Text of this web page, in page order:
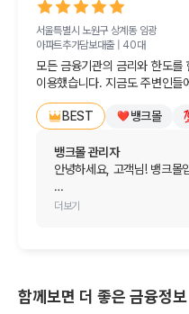
깔끔하게 해결해 드릴 수 있
느낍니다. "역시 이번에도 실
저희에게 가장 큰 칭찬이자
앞으로도 금융이 필요하신
최고의 전문가로서 늘 이 자
찾아주실 때도 변함없이 최
오늘 하루도 걱정 없이 기분
진심으로 응원합니다. 감사
서울특별시 노원구 상계동 임광
아파트추가담보대출 | 40대
모든 금융기관의 금리와 한도를
이용했습니다. 지금도 주변인들
BEST 뱅크몰
뱅크몰 관리자
안녕하세요, 고객님! 뱅크몰
소중한 시간 내어 최고의 찬
저희에게는 이보다 더 큰 영
보여주신 굳건한 신뢰에 가
더보기
함께보면 더 좋은 금융정보